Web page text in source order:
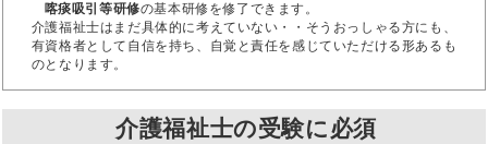
喀痰吸引等研修の基本研修を修了できます。
介護福祉士はまだ具体的に考えていない・・そうおっしゃる方にも、
有資格者として自信を持ち、自覚と責任を感じていただける形あるも
のとなります。
介護福祉士の受験に必須